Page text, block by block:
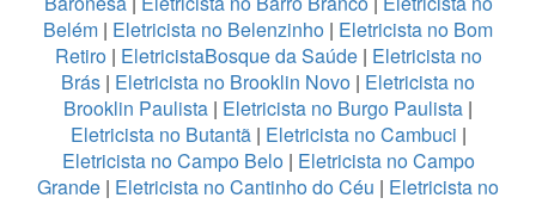
Belém | Eletricista no Belenzinho | Eletricista no Bom
Retiro| EletricistaBosque da Saúde| Eletricista no
Brás | Eletricista no Brooklin Novo | Eletricista no
Brooklin Paulista | Eletricista no Burgo Paulista |
Eletricista no Butantã| Eletricista no Cambuci |
Eletricista no Campo Belo| Eletricista no Campo
Grande | Eletricista no Cantinho do Céu | Eletricista no